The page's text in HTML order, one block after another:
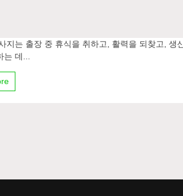
지는 출장 중 휴식을 취하고, 활력을 되찾고, 생
데...